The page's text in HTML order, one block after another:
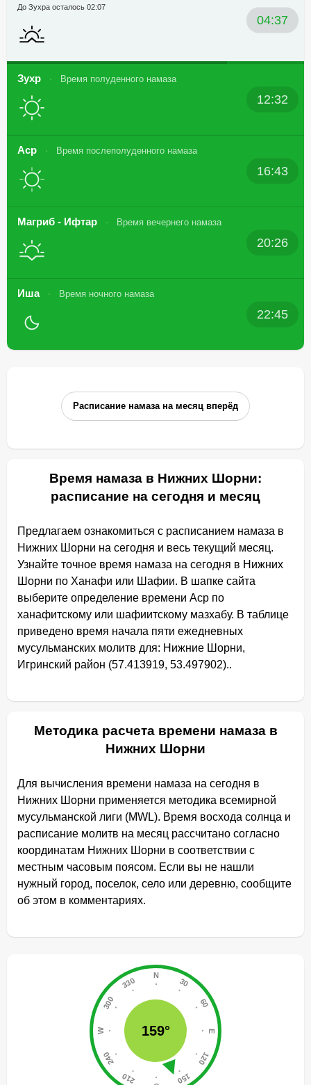
04:37
До Зухра осталось 02:07
Зухр Время полуденного намаза
12:32
Аср Время послеполуденного намаза
16:43
Магриб - Ифтар Время вечернего намаза
20:26
Иша Время ночного намаза
22:45
Расписание намаза на месяц вперёд
Время намаза в Нижних Шорни:
расписание на сегодня и месяц
Предлагаем ознакомиться с расписанием намаза в
Нижних Шорни на сегодня и весь текущий месяц.
Узнайте точное время намаза на сегодня в Нижних
Шорни по Ханафи или Шафии. В шапке сайта
выберите определение времени Аср по
ханафитскому или шафиитскому мазхабу. В таблице
приведено время начала пяти ежедневных
мусульманских молитв для: Нижние Шорни,
Игринский район (57.413919, 53.497902)..
Методика расчета времени намаза в
Нижних Шорни
Для вычисления времени намаза на сегодня в
Нижних Шорни применяется методика всемирной
мусульманской лиги (MWL). Время восхода солнца и
расписание молитв на месяц рассчитано согласно
координатам Нижних Шорни в соответствии с
местным часовым поясом. Если вы не нашли
нужный город, поселок, село или деревню, сообщите
об этом в комментариях.
159°